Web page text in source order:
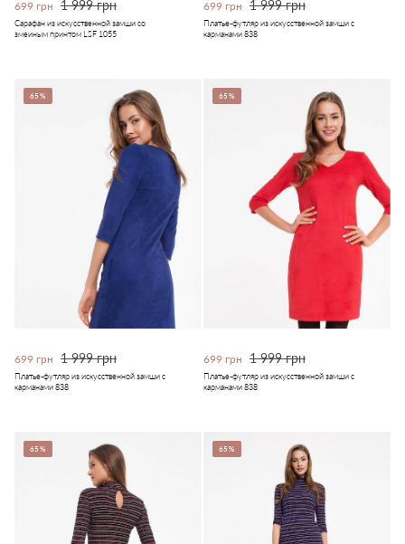
699 грн 1 999 грн
Сарафан из искусственной замши со
змеиным принтом LSF 1055
699 грн 1 999 грн
Платье-футляр из искусственной замши с
карманами 838
65%
699 грн 1 999 грн
Платье-футляр из искусственной замши с
карманами 838
65%
699 грн 1 999 грн
Платье-футляр из искусственной замши с
карманами 838
65% 65%